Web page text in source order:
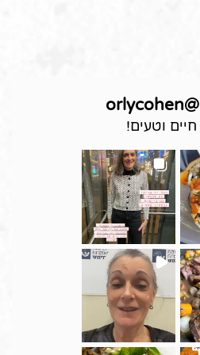
@
orlycohen
חיים וטעים!